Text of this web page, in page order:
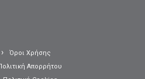
Όροι Χρήσης
Απορρήτου